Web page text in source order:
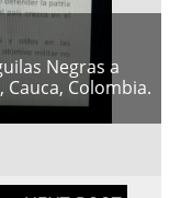
Negras a
Colombia.